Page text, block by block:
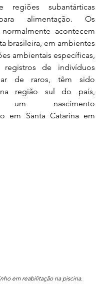
regiões subantárticas
alimentação. Os
normalmente acontecem
brasileira, em ambientes
ambientais específicas,
de indivíduos
de raros, têm sido
na região sul do país,
um nascimento
em Santa Catarina em
em reabilitação na piscina.